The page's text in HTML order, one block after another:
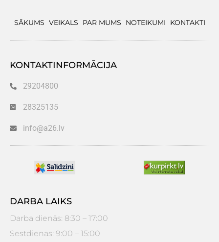
SĀKUMS VEIKALS PAR MUMS NOTEIKUMI KONTAKTI
KONTAKTINFORMĀCIJA
29204800
28325135
info@a26.lv
DARBA LAIKS
Darba dienās: 8:30 – 17:00
Sestdienās: 9:00 – 15:00